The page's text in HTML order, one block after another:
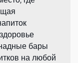
бары
на любой